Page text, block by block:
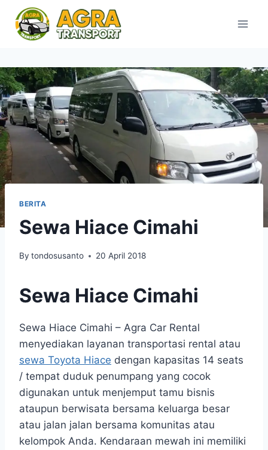
content
BERITA
Sewa Hiace Cimahi
By tondosusanto 20 April 2018
Sewa Hiace Cimahi
Sewa Hiace Cimahi – Agra Car Rental
menyediakan layanan transportasi rental atau
sewa Toyota Hiace dengan kapasitas 14 seats
/ tempat duduk penumpang yang cocok
digunakan untuk menjemput tamu bisnis
ataupun berwisata bersama keluarga besar
atau jalan jalan bersama komunitas atau
kelompok Anda. Kendaraan mewah ini memiliki